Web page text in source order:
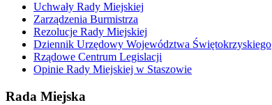
Uchwały Rady Miejskiej
Zarządzenia Burmistrza
Rezolucje Rady Miejskiej
Dziennik Urzędowy Województwa Świętokrzyskiego
Rządowe Centrum Legislacji
Opinie Rady Miejskiej w Staszowie
Rada Miejska